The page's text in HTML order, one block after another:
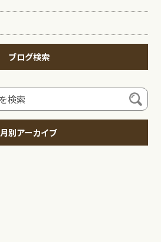
ブログ検索
月別アーカイブ